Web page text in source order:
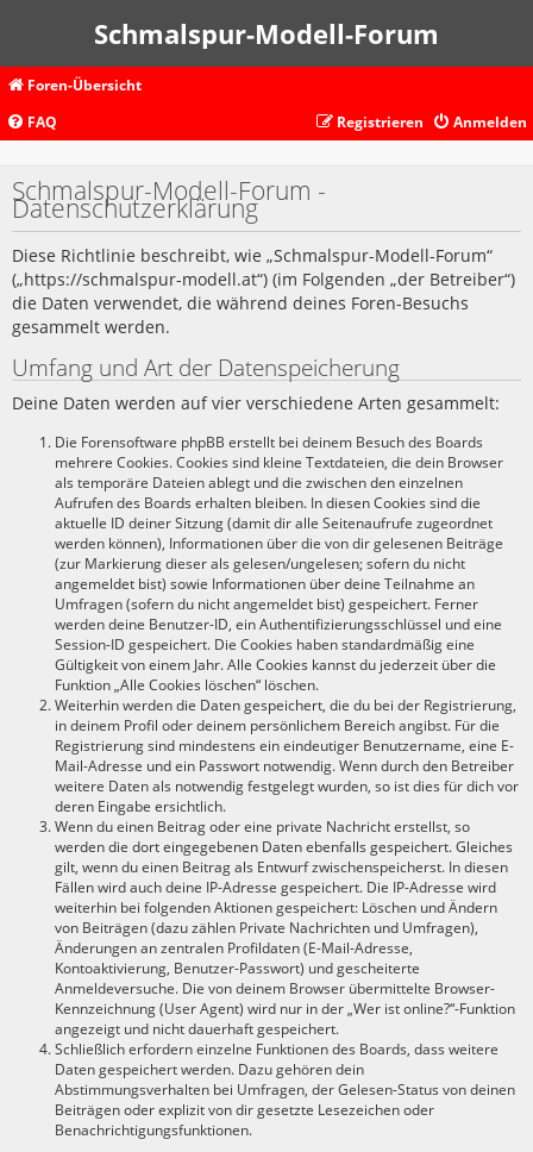
Schmalspur-Modell-Forum
Foren-Übersicht
FAQ
Anmelden
Registrieren
Schmalspur-Modell-Forum -
Datenschutzerklärung
Diese Richtlinie beschreibt, wie „Schmalspur-Modell-Forum“
(„https://schmalspur-modell.at“) (im Folgenden „der Betreiber“)
die Daten verwendet, die während deines Foren-Besuchs
gesammelt werden.
Umfang und Art der Datenspeicherung
Deine Daten werden auf vier verschiedene Arten gesammelt:
Die Forensoftware phpBB erstellt bei deinem Besuch des Boards
mehrere Cookies. Cookies sind kleine Textdateien, die dein Browser
als temporäre Dateien ablegt und die zwischen den einzelnen
Aufrufen des Boards erhalten bleiben. In diesen Cookies sind die
aktuelle ID deiner Sitzung (damit dir alle Seitenaufrufe zugeordnet
werden können), Informationen über die von dir gelesenen Beiträge
(zur Markierung dieser als gelesen/ungelesen; sofern du nicht
angemeldet bist) sowie Informationen über deine Teilnahme an
Umfragen (sofern du nicht angemeldet bist) gespeichert. Ferner
werden deine Benutzer-ID, ein Authentifizierungsschlüssel und eine
Session-ID gespeichert. Die Cookies haben standardmäßig eine
Gültigkeit von einem Jahr. Alle Cookies kannst du jederzeit über die
Funktion „Alle Cookies löschen“ löschen.
Weiterhin werden die Daten gespeichert, die du bei der Registrierung,
in deinem Profil oder deinem persönlichem Bereich angibst. Für die
Registrierung sind mindestens ein eindeutiger Benutzername, eine E-
Mail-Adresse und ein Passwort notwendig. Wenn durch den Betreiber
weitere Daten als notwendig festgelegt wurden, so ist dies für dich vor
deren Eingabe ersichtlich.
Wenn du einen Beitrag oder eine private Nachricht erstellst, so
werden die dort eingegebenen Daten ebenfalls gespeichert. Gleiches
gilt, wenn du einen Beitrag als Entwurf zwischenspeicherst. In diesen
Fällen wird auch deine IP-Adresse gespeichert. Die IP-Adresse wird
weiterhin bei folgenden Aktionen gespeichert: Löschen und Ändern
von Beiträgen (dazu zählen Private Nachrichten und Umfragen),
Änderungen an zentralen Profildaten (E-Mail-Adresse,
Kontoaktivierung, Benutzer-Passwort) und gescheiterte
Anmeldeversuche. Die von deinem Browser übermittelte Browser-
Kennzeichnung (User Agent) wird nur in der „Wer ist online?“-Funktion
angezeigt und nicht dauerhaft gespeichert.
Schließlich erfordern einzelne Funktionen des Boards, dass weitere
Daten gespeichert werden. Dazu gehören dein
Abstimmungsverhalten bei Umfragen, der Gelesen-Status von deinen
Beiträgen oder explizit von dir gesetzte Lesezeichen oder
Benachrichtigungsfunktionen.